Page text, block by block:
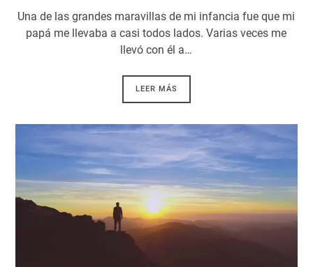
Una de las grandes maravillas de mi infancia fue que mi
papá me llevaba a casi todos lados. Varias veces me
llevó con él a…
LEER MÁS